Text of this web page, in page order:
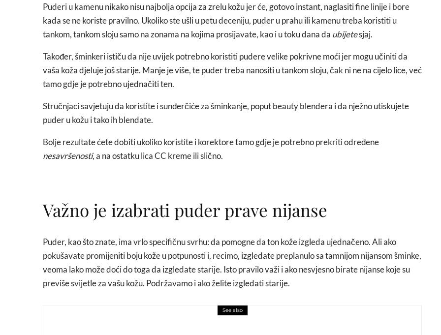
Puderi u kamenu nikako nisu najbolja opcija za zrelu kožu jer će, gotovo instant, naglasiti fine linije i bore
kada se ne koriste pravilno. Ukoliko ste ušli u petu deceniju, puder u prahu ili kamenu treba koristiti u
tankom, tankom sloju samo na zonama na kojima prosijavate, kao i u toku dana da ubijetesjaj.
Također, šminkeri ističu da nije uvijek potrebno koristiti pudere velike pokrivne moći jer mogu učiniti da
vaša koža djeluje još starije. Manje je više, te puder treba nanositi u tankom sloju, čak ni ne na cijelo lice, već
tamo gdje je potrebno ujednačiti ten.
Stručnjaci savjetuju da koristite i sunđerčiće za šminkanje, poput beauty blendera i da nježno utiskujete
puder u kožu i tako ih blendate.
Bolje rezultate ćete dobiti ukoliko koristite i korektore tamo gdje je potrebno prekriti određene
nesavršenosti, a na ostatku lica CC kreme ili slično.
Važno je izabrati puder prave nijanse
Puder, kao što znate, ima vrlo specifičnu svrhu: da pomogne da ton kože izgleda ujednačeno. Ali ako
pokušavate promijeniti boju kože u potpunosti i, recimo, izgledate preplanulo sa tamnijom nijansom šminke,
veoma lako može doći do toga da izgledate starije. Isto pravilo važi i ako nesvjesno birate nijanse koje su
previše svijetle za vašu kožu. Podržavamo i ako želite izgledati starije.
See also